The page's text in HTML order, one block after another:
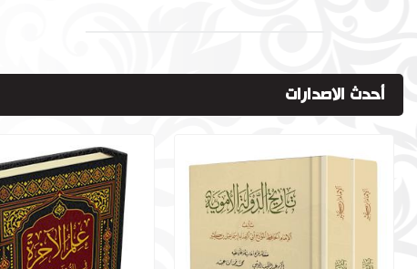
أحدث الاصدارات